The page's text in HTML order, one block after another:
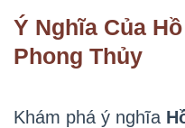
Ý Nghĩa Của
Phong Thủy
Khám phá ý nghĩa